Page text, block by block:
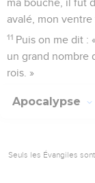
ma bouche, il fut
avalé, mon
11 Puis on me dit :
un grand nombre
rois. »
Apocalypse
Seuls les Évangiles